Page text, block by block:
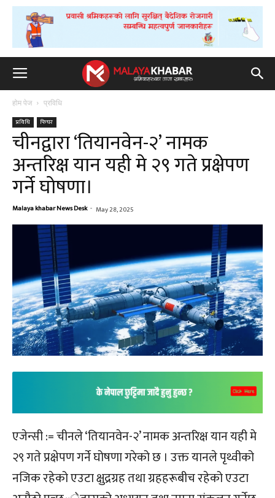
होम पेज प्रविधि
प्रविधि फिचर
चीनद्वारा ‘तियानवेन-२’ नामक
अन्तरिक्ष यान यही मे २९ गते प्रक्षेपण
गर्ने घोषणा।
Malaya khabar News Desk - May 28, 2025
एजेन्सी := चीनले ‘तियानवेन-२’ नामक अन्तरिक्ष यान यही मे
२९ गते प्रक्षेपण गर्ने घोषणा गरेको छ । उक्त यानले पृथ्वीको
नजिक रहेको एउटा क्षुद्रग्रह तथा ग्रहहरूबीच रहेको एउटा